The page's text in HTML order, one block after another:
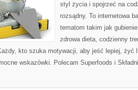
styl życia i spojrzeć na
rozsądny. To internetowa
tematom takim jak
zdrowa dieta, codzienny
kto szuka motywacji, aby jeść lepiej, żyć
wskazówki. Polecam Superfoods i